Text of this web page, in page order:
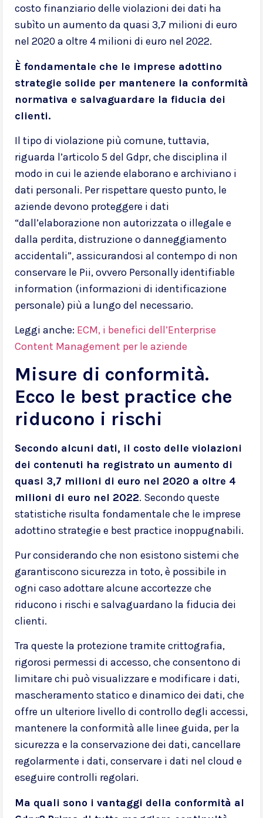
costo finanziario delle violazioni dei dati ha
subìto un aumento da quasi 3,7 milioni di euro
nel 2020 a oltre 4 milioni di euro nel 2022.
È fondamentale che le imprese adottino
strategie solide per mantenere la conformità
normativa e salvaguardare la fiducia dei
clienti.
Il tipo di violazione più comune, tuttavia,
riguarda l’articolo 5 del Gdpr, che disciplina il
modo in cui le aziende elaborano e archiviano i
dati personali. Per rispettare questo punto, le
aziende devono proteggere i dati
“dall’elaborazione non autorizzata o illegale e
dalla perdita, distruzione o danneggiamento
accidentali”, assicurandosi al contempo di non
conservare le Pii, ovvero Personally identifiable
information (informazioni di identificazione
personale) più a lungo del necessario.
Leggi anche: ECM, i benefici dell’Enterprise
Content Management per le aziende
Misure di conformità.
Ecco le best practice che
riducono i rischi
Secondo alcuni dati, il costo delle violazioni
dei contenuti ha registrato un aumento di
quasi 3,7 milioni di euro nel 2020 a oltre 4
milioni di euro nel 2022. Secondo queste
statistiche risulta fondamentale che le imprese
adottino strategie e best practice inoppugnabili.
Pur considerando che non esistono sistemi che
garantiscono sicurezza in toto, è possibile in
ogni caso adottare alcune accortezze che
riducono i rischi e salvaguardano la fiducia dei
clienti.
Tra queste la protezione tramite crittografia,
rigorosi permessi di accesso, che consentono di
limitare chi può visualizzare e modificare i dati,
mascheramento statico e dinamico dei dati, che
offre un ulteriore livello di controllo degli accessi,
mantenere la conformità alle linee guida, per la
sicurezza e la conservazione dei dati, cancellare
regolarmente i dati, conservare i dati nel cloud e
eseguire controlli regolari.
Ma quali sono i vantaggi della conformità al